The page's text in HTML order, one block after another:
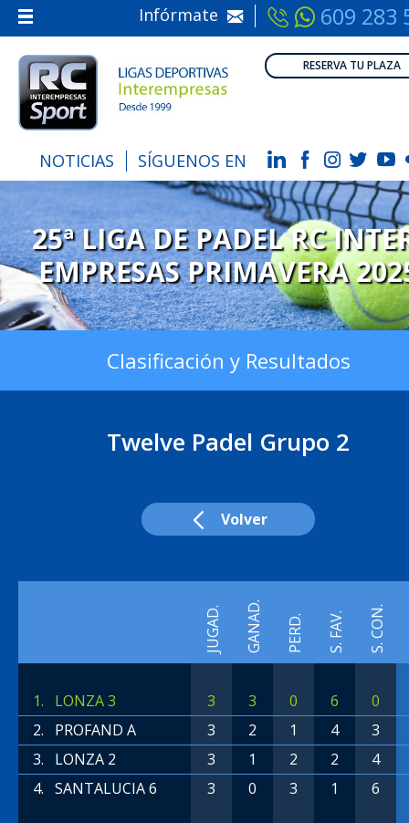
Infórmate 609 283
RESERVA TU PLAZA
NOTICIAS SÍGUENOS EN
Inicio
Nosotros
Información
Calendarios
25ª LIGA DE PADEL RC
EMPRESAS PRIMAVERA
Clasificación y Resultados
Twelve Padel Grupo 2
Volver
JUGAD. GANAD. PERD. S. FAV. S. CON.
1. LONZA 3 3 3 0 6
0
2.
PROFAND A 3 2 1 4
3
3.
LONZA 2 3 1 2 2
4
4. SANTALUCIA 6 3 0 3 1 6